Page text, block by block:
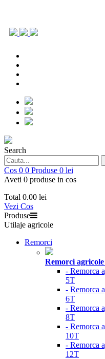
Search
Cos 0 0 Produse 0 lei
Aveti 0 produse in cos
Total 0.00 lei
Vezi Cos
Produse
Utilaje agricole
Remorci
Remorci
- Remorca
5T
- Remorca
6T
- Remorca
8T
- Remorca
10T
- Remorca
12T